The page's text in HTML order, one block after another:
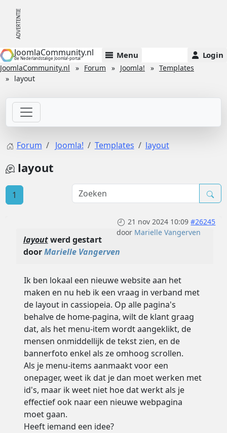
JoomlaCommunity.nl
de Nederlandstalige Joomla!-portal Menu Login
JoomlaCommunity.nl Forum Joomla!
Templates
layout
Forum Joomla! Templates layout
layout
1
21 nov 2024 10:09 #26245
door Marielle Vangerven
layoutwerd gestart
doorMarielle Vangerven
Ik ben lokaal een nieuwe website aan het
maken en nu heb ik een vraag in verband met
de layout in cassiopeia. Op alle pagina's
behalve de home-pagina, wilt de klant graag
dat, als het menu-item wordt aangeklikt, de
mensen onmiddellijk de tekst zien, en de
bannerfoto enkel als ze omhoog scrollen.
Als je menu-items aanmaakt voor een
onepager, weet ik dat je dan moet werken met
id's, maar ik weet niet hoe dat werkt als je
effectief ook naar een nieuwe webpagina
moet gaan.
Heeft iemand een idee?